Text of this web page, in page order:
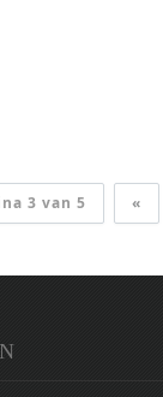
3 van 5 «